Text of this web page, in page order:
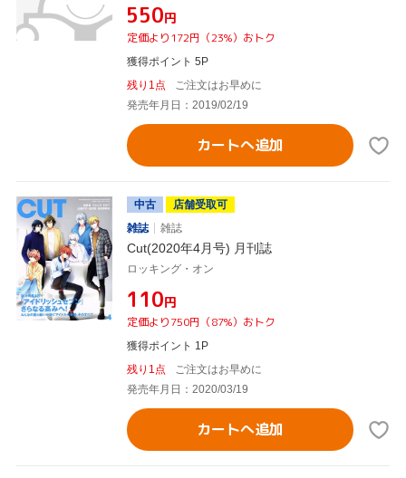
¥550円
定価より172円（23%）おトク
獲得ポイント 5P
残り1点
ご注文はお早めに
発売年月日：2019/02/19
カートへ追加
中古
店舗受取可
雑誌
雑誌
Cut(2020年4月号) 月刊誌
ロッキング・オン
¥110円
定価より750円（87%）おトク
獲得ポイント 1P
残り1点
ご注文はお早めに
発売年月日：2020/03/19
カートへ追加